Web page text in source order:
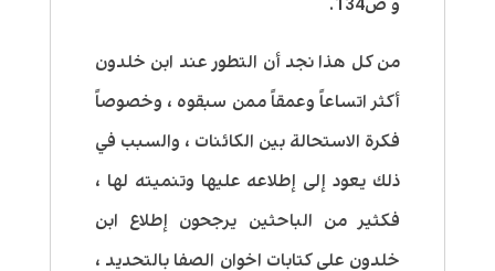
من كل هذا نجد أن التطور عند ابن خلدون
أكثر اتساعاً وعمقاً ممن سبقوه ، وخصوصاً
فكرة الاستحالة بين الكائنات ، والسبب في
ذلك يعود إلى إطلاعه عليها وتنميته لها ،
فكثير من الباحثين يرجحون إطلاع ابن
خلدون على كتابات اخوان الصفا بالتحديد ،